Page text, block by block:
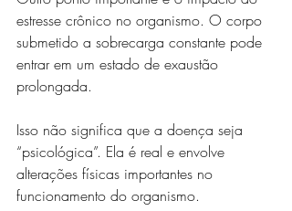
estresse crônico no organismo. O corpo
submetido a sobrecarga constante pode
entrar em um estado de exaustão
prolongada.
Isso não significa que a doença seja
“psicológica”. Ela é real e envolve
alterações físicas importantes no
funcionamento do organismo.